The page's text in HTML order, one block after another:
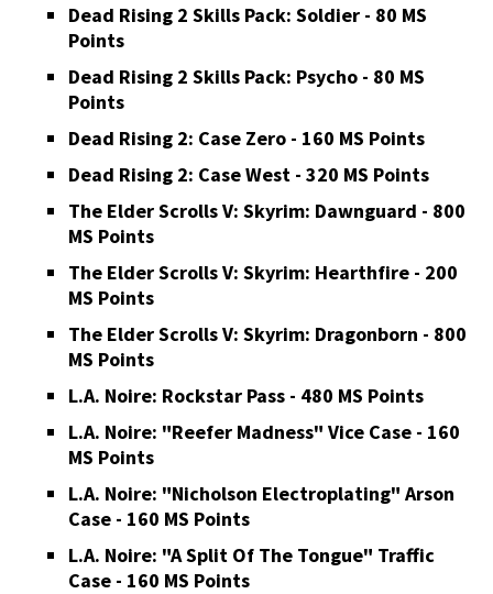
Dead Rising 2 Skills Pack: Soldier - 80 MS
Points
Dead Rising 2 Skills Pack: Psycho - 80 MS
Points
Dead Rising 2: Case Zero - 160 MS Points
Dead Rising 2: Case West - 320 MS Points
The Elder Scrolls V: Skyrim: Dawnguard - 800
MS Points
The Elder Scrolls V: Skyrim: Hearthfire - 200
MS Points
The Elder Scrolls V: Skyrim: Dragonborn - 800
MS Points
L.A. Noire: Rockstar Pass - 480 MS Points
L.A. Noire: "Reefer Madness" Vice Case - 160
MS Points
L.A. Noire: "Nicholson Electroplating" Arson
Case - 160 MS Points
L.A. Noire: "A Split Of The Tongue" Traffic
Case - 160 MS Points